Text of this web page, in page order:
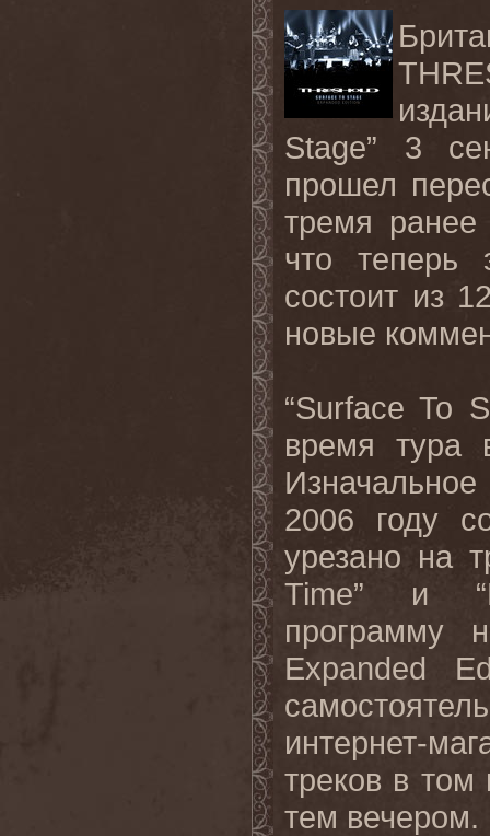
Stage” 3
прошел
тремя ранее
что теперь
состоит из
новые
“Surface To
время тура
2006 году
урезано на
Time” и
программу
Expanded
интернет-
треков в том
тем вечером.